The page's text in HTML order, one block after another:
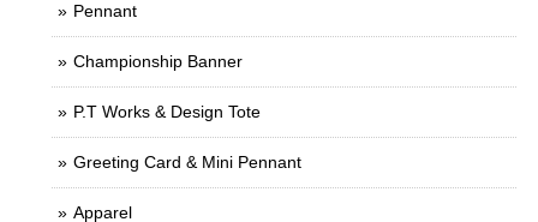
Pennant
Championship Banner
P.T Works & Design Tote
Greeting Card & Mini Pennant
Apparel